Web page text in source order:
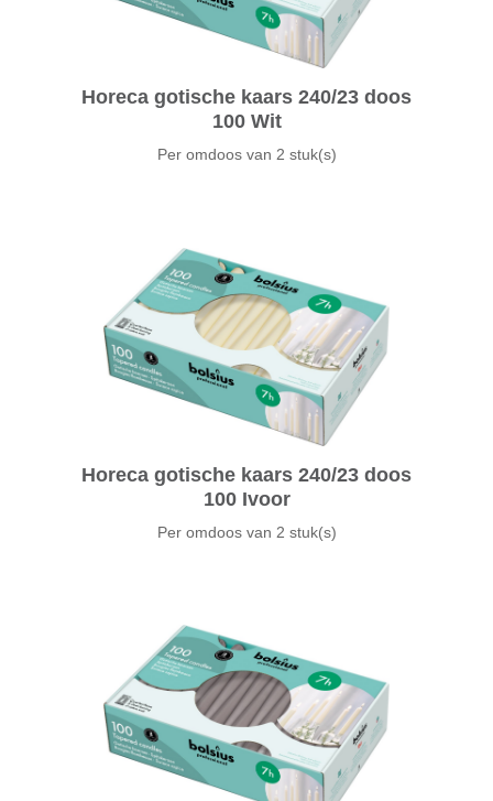
Horeca gotische kaars 240/23 doos
100 Wit
Per omdoos van 2 stuk(s)
Horeca gotische kaars 240/23 doos
100 Ivoor
Per omdoos van 2 stuk(s)